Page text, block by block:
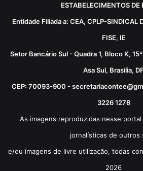
ESTABELECIMENTOS DE
Entidade Filiada a: CEA, CPLP-SINDICAL
FISE, IE
Setor Bancário Sul - Quadra 1, Bloco K,
Asa Sul, Brasília, DF
CEP: 70093-900 -
3226 1278
As imagens reproduzidas nesse
jornalísticas de outros
e/ou imagens de livre utilização, todas
2026